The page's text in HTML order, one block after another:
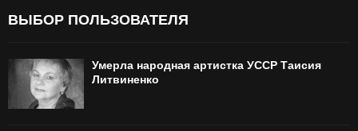
ВЫБОР ПОЛЬЗОВАТЕЛЯ
Умерла народная артистка УССР Таисия
Литвиненко